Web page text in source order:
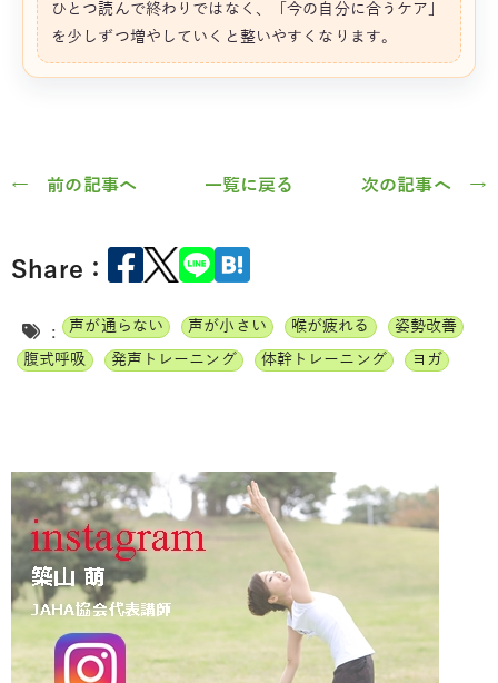
ひとつ読んで終わりではなく、「今の自分に合うケア」
を少しずつ増やしていくと整いやすくなります。
← 前の記事へ 一覧に戻る 次の記事へ →
Share：
: 声が通らない 声が小さい 喉が疲れる
姿勢改善
腹式呼吸
発声トレーニング 体幹トレーニング ヨガ